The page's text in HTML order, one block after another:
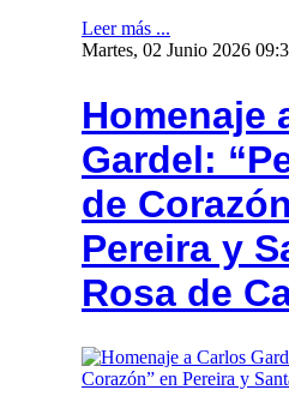
Leer más ...
Martes, 02 Junio 2026
Homenaje
Gardel:
de
Pereira y
Rosa de